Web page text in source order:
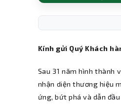
Kính gửi Quý Khách
Sau 31 năm hình thành
nhận diện thương hiệu
ứng, bứt phá và dẫn